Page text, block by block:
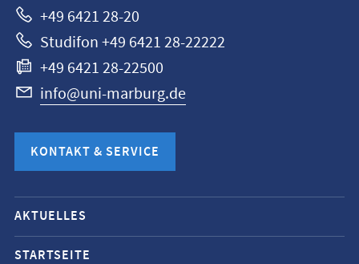
+49 6421 28-20
Studifon +49 6421 28-22222
+49 6421 28-22500
info@uni-marburg.de
KONTAKT & SERVICE
Mobile-
Service-
Navigation
AKTUELLES
STARTSEITE